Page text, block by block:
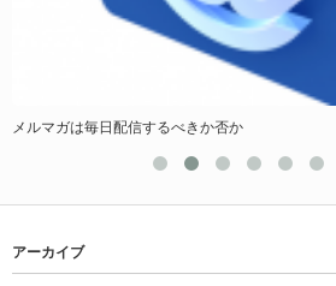
メルマガは毎日配信するべきか否か
アーカイブ